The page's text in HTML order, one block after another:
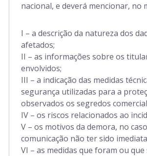
nacional, e deverá mencionar, no
I – a descrição da natureza dos
afetados;
II – as informações sobre os
envolvidos;
III – a indicação das medidas
segurança utilizadas para a
observados os segredos
IV – os riscos relacionados ao
V – os motivos da demora, no
comunicação não ter sido
VI – as medidas que foram ou que